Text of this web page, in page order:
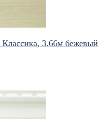
3.66м бежевый